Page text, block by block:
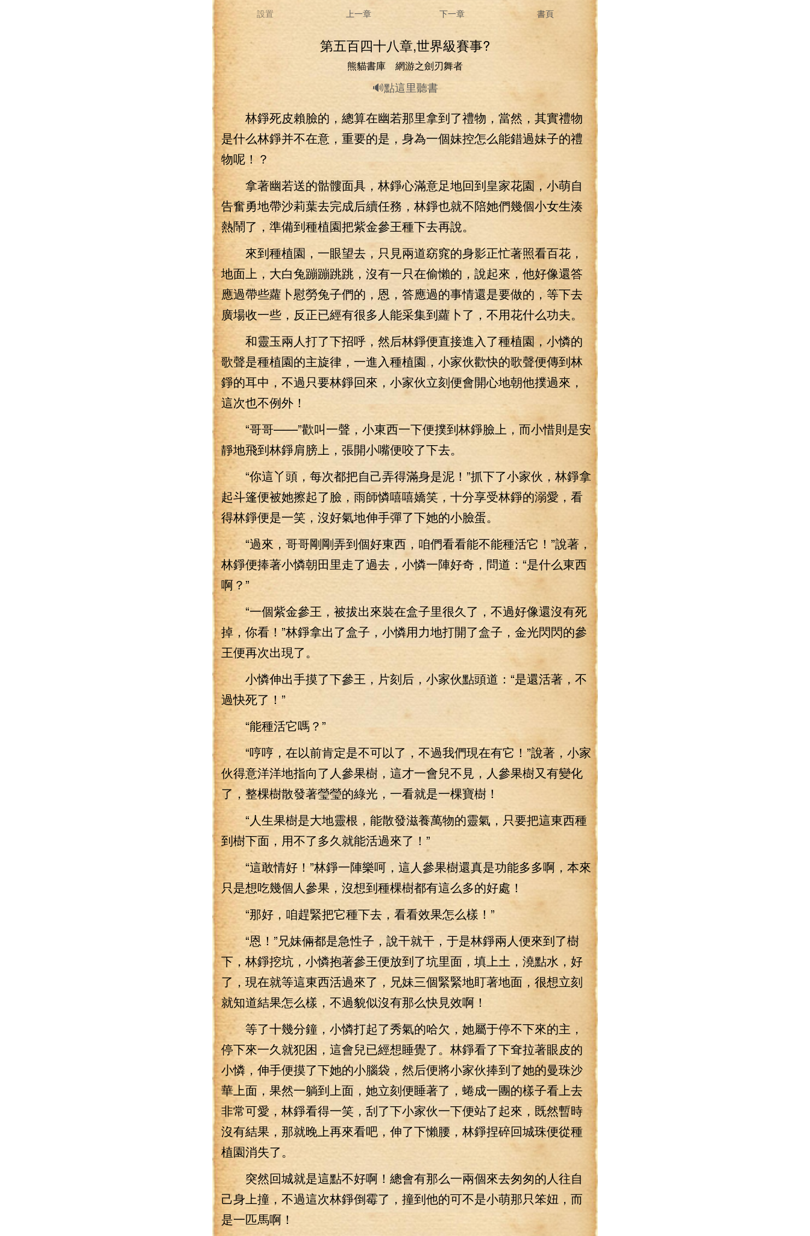
設置 上一章 下一章 書頁
第五百四十八章,世界級賽事?
熊貓書庫 網游之劍刃舞者
🔊點這里聽書
林錚死皮賴臉的，總算在幽若那里拿到了禮物，當然，其實禮物
是什么林錚并不在意，重要的是，身為一個妹控怎么能錯過妹子的禮
物呢！？
拿著幽若送的骷髏面具，林錚心滿意足地回到皇家花園，小萌自
告奮勇地帶沙莉葉去完成后續任務，林錚也就不陪她們幾個小女生湊
熱鬧了，準備到種植園把紫金參王種下去再說。
來到種植園，一眼望去，只見兩道窈窕的身影正忙著照看百花，
地面上，大白兔蹦蹦跳跳，沒有一只在偷懶的，說起來，他好像還答
應過帶些蘿卜慰勞兔子們的，恩，答應過的事情還是要做的，等下去
廣場收一些，反正已經有很多人能采集到蘿卜了，不用花什么功夫。
和靈玉兩人打了下招呼，然后林錚便直接進入了種植園，小憐的
歌聲是種植園的主旋律，一進入種植園，小家伙歡快的歌聲便傳到林
錚的耳中，不過只要林錚回來，小家伙立刻便會開心地朝他撲過來，
這次也不例外！
“哥哥——”歡叫一聲，小東西一下便撲到林錚臉上，而小惜則是安
靜地飛到林錚肩膀上，張開小嘴便咬了下去。
“你這丫頭，每次都把自己弄得滿身是泥！”抓下了小家伙，林錚拿
起斗篷便被她擦起了臉，雨師憐嘻嘻嬌笑，十分享受林錚的溺愛，看
得林錚便是一笑，沒好氣地伸手彈了下她的小臉蛋。
“過來，哥哥剛剛弄到個好東西，咱們看看能不能種活它！”說著，
林錚便捧著小憐朝田里走了過去，小憐一陣好奇，問道：“是什么東西
啊？”
“一個紫金參王，被拔出來裝在盒子里很久了，不過好像還沒有死
掉，你看！”林錚拿出了盒子，小憐用力地打開了盒子，金光閃閃的參
王便再次出現了。
小憐伸出手摸了下參王，片刻后，小家伙點頭道：“是還活著，不
過快死了！”
“能種活它嗎？”
“哼哼，在以前肯定是不可以了，不過我們現在有它！”說著，小家
伙得意洋洋地指向了人參果樹，這才一會兒不見，人參果樹又有變化
了，整棵樹散發著瑩瑩的綠光，一看就是一棵寶樹！
“人生果樹是大地靈根，能散發滋養萬物的靈氣，只要把這東西種
到樹下面，用不了多久就能活過來了！”
“這敢情好！”林錚一陣樂呵，這人參果樹還真是功能多多啊，本來
只是想吃幾個人參果，沒想到種棵樹都有這么多的好處！
“那好，咱趕緊把它種下去，看看效果怎么樣！”
“恩！”兄妹倆都是急性子，說干就干，于是林錚兩人便來到了樹
下，林錚挖坑，小憐抱著參王便放到了坑里面，填上土，澆點水，好
了，現在就等這東西活過來了，兄妹三個緊緊地盯著地面，很想立刻
就知道結果怎么樣，不過貌似沒有那么快見效啊！
等了十幾分鐘，小憐打起了秀氣的哈欠，她屬于停不下來的主，
停下來一久就犯困，這會兒已經想睡覺了。林錚看了下耷拉著眼皮的
小憐，伸手便摸了下她的小腦袋，然后便將小家伙捧到了她的曼珠沙
華上面，果然一躺到上面，她立刻便睡著了，蜷成一團的樣子看上去
非常可愛，林錚看得一笑，刮了下小家伙一下便站了起來，既然暫時
沒有結果，那就晚上再來看吧，伸了下懶腰，林錚捏碎回城珠便從種
植園消失了。
突然回城就是這點不好啊！總會有那么一兩個來去匆匆的人往自
己身上撞，不過這次林錚倒霉了，撞到他的可不是小萌那只笨妞，而
是一匹馬啊！